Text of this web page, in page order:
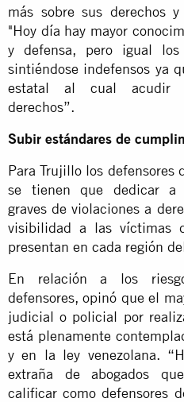
más sobre sus derechos
"Hoy día hay mayor
y defensa, pero igual los
sintiéndose indefensos ya
estatal al cual acudir
derechos”.
Subir estándares de
Para Trujillo los defensores
se tienen que dedicar a
graves de violaciones a
visibilidad a las víctimas
presentan en cada región
En relación a los
defensores, opinó que el
judicial o policial por
está plenamente
y en la ley venezolana.
extraña de abogados
calificar como defensores